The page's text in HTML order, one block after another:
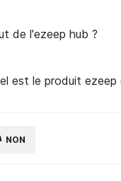
de l'ezeep hub ?
est le produit ezeep
NON